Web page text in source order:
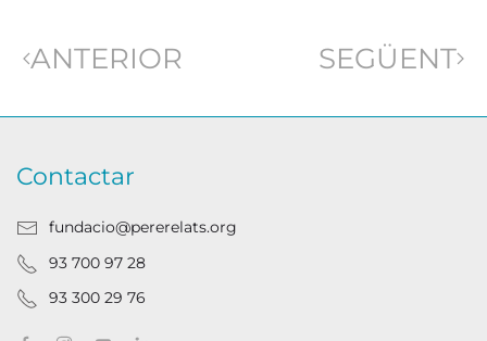
ANTERIOR SEGÜENT
Contactar
fundacio@pererelats.org
93 700 97 28
93 300 29 76